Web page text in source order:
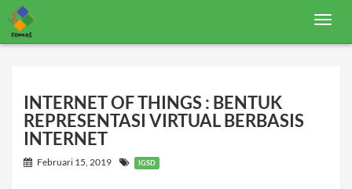
T
g
INTERNET OF THINGS : BENTUK
REPRESENTASI VIRTUAL BERBASIS
INTERNET
Februari 15, 2019 IGSD